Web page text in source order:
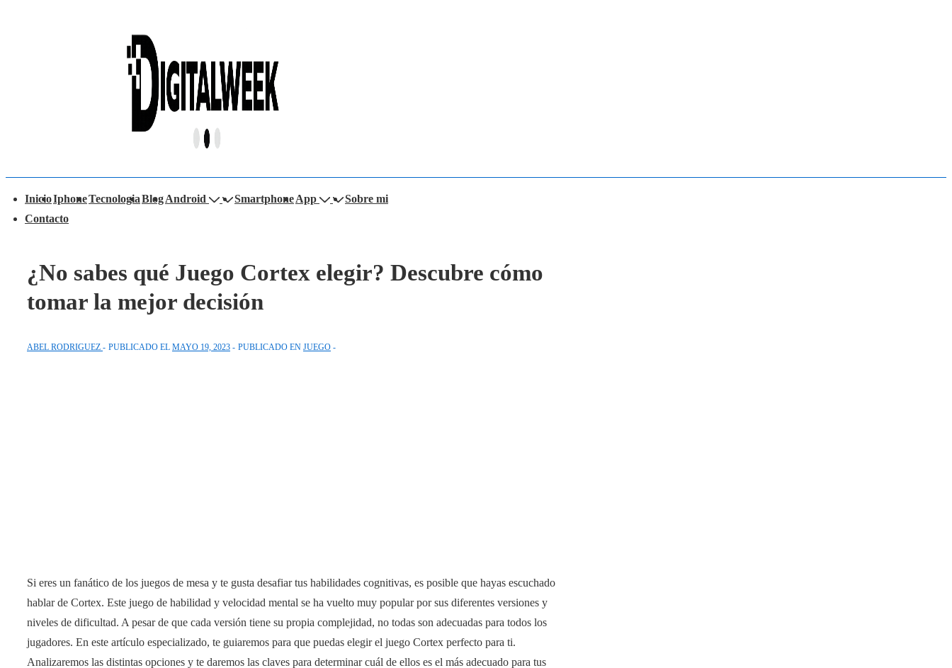
InicioIphoneTecnologiaBlogAndroid SmartphoneApp
Sobre mi
Contacto
¿No sabes qué Juego Cortex elegir? Descubre cómo
tomar la mejor decisión
ABEL RODRIGUEZ PUBLICADO EL MAYO 19, 2023 PUBLICADO EN JUEGO
Si eres un fanático de los juegos de mesa y te gusta desafiar tus habilidades cognitivas, es posible que hayas escuchado
hablar de Cortex. Este juego de habilidad y velocidad mental se ha vuelto muy popular por sus diferentes versiones y
niveles de dificultad. A pesar de que cada versión tiene su propia complejidad, no todas son adecuadas para todos los
jugadores. En este artículo especializado, te guiaremos para que puedas elegir el juego Cortex perfecto para ti.
Analizaremos las distintas opciones y te daremos las claves para determinar cuál de ellos es el más adecuado para tus